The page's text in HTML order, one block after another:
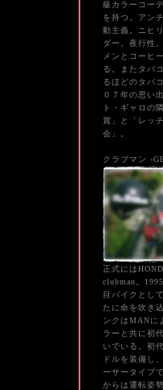
級カラーコー
を持つ。アン
動主義。ニヒ
ダー。夜行性
メンとコーヒ
る。またタバ
るほどのタバ
０７年の思い
ト・ギャロの
賞」と「レッ
会」。
クラブマン -
正式には
clubman。
目バイクとし
たに命を吹き
ンクはMANに
ラーと共に初
いでいる。初
ドルを装備し
ーサータイプ
からは運転姿